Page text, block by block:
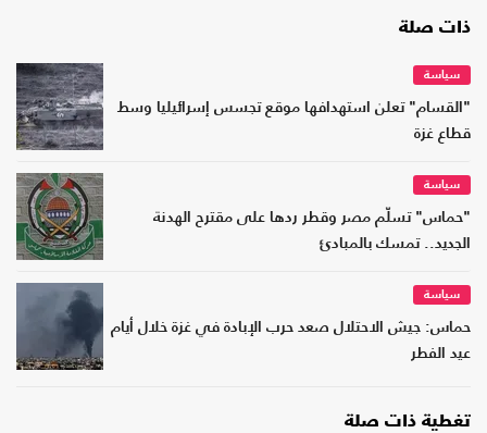
ذات صلة
سياسة
"القسام" تعلن استهدافها موقع تجسس إسرائيليا وسط
قطاع غزة
سياسة
"حماس" تسلّم مصر وقطر ردها على مقترح الهدنة
الجديد.. تمسك بالمبادئ
سياسة
حماس: جيش الاحتلال صعد حرب الإبادة في غزة خلال أيام
عيد الفطر
تغطية ذات صلة